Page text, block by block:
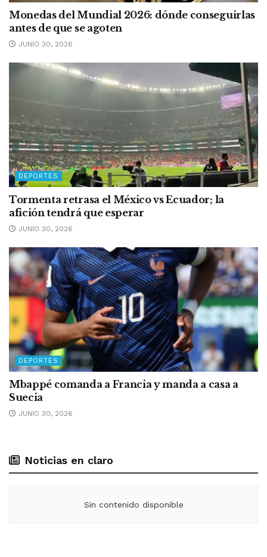
Monedas del Mundial 2026: dónde conseguirlas
antes de que se agoten
JUNIO 30, 2026
DEPORTES
Tormenta retrasa el México vs Ecuador; la
afición tendrá que esperar
JUNIO 30, 2026
DEPORTES
Mbappé comanda a Francia y manda a casa a
Suecia
JUNIO 30, 2026
Noticias en claro
Sin contenido disponible